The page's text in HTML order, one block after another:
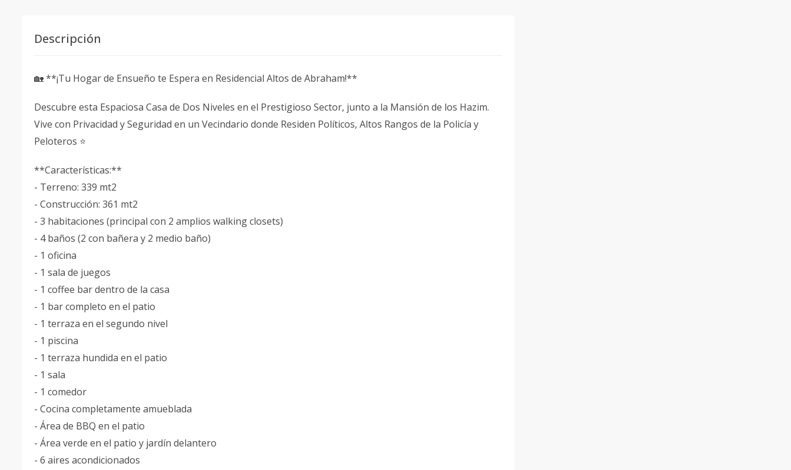
Descripción
🏡 **¡Tu Hogar de Ensueño te Espera en Residencial Altos de Abraham!**
Descubre esta Espaciosa Casa de Dos Niveles en el Prestigioso Sector, junto a la Mansión de los Hazim.
Vive con Privacidad y Seguridad en un Vecindario donde Residen Políticos, Altos Rangos de la Policía y
Peloteros ⭐
**Características:**
- Terreno: 339 mt2
- Construcción: 361 mt2
- 3 habitaciones (principal con 2 amplios walking closets)
- 4 baños (2 con bañera y 2 medio baño)
- 1 oficina
- 1 sala de juegos
- 1 coffee bar dentro de la casa
- 1 bar completo en el patio
- 1 terraza en el segundo nivel
- 1 piscina
- 1 terraza hundida en el patio
- 1 sala
- 1 comedor
- Cocina completamente amueblada
- Área de BBQ en el patio
- Área verde en el patio y jardín delantero
- 6 aires acondicionados